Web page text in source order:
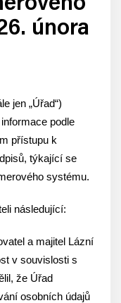
února
jen „Úřad“)
podle
přístupu k
týkající se
systému.
následující:
a majitel Lázní
v souvislosti s
že Úřad
osobních údajů